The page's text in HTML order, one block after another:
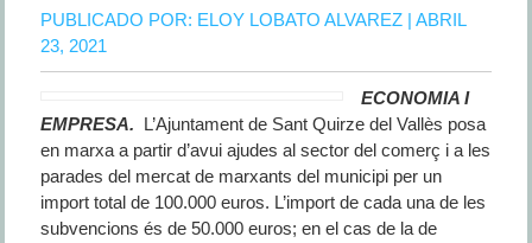
PUBLICADO POR: ELOY LOBATO ALVAREZ| ABRIL
23, 2021
ECONOMIA I
EMPRESA. L’Ajuntament de Sant Quirze del Vallès posa
en marxa a partir d’avui ajudes al sector del comerç i a les
parades del mercat de marxants del municipi per un
import total de 100.000 euros. L’import de cada una de les
subvencions és de 50.000 euros; en el cas de la de